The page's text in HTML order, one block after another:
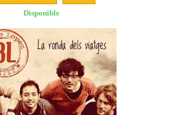
Disponible